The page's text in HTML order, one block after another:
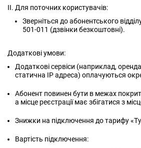
Для поточних користувачів:
Зверніться до абонентського
501-011 (дзвінки безкоштовні).
Додаткові умови:
Додаткові сервіси (наприклад,
статична IP адреса) оплачуються
Абонент повинен бути в межах
а місце реєстрації має збігатися з
Знижки на підключення до тарифу
Вартість підключення: